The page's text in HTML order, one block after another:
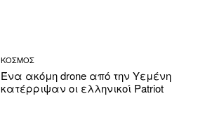
ΚΟΣΜΟΣ
Ένα ακόμη drone από την Υεμένη
κατέρριψαν οι ελληνικοί Patriot